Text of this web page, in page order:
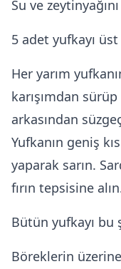
Su ve zeytinyağını
5 adet yufkayı
Her yarım
karışımdan
arkasından
Yufkanın geniş
yaparak sarın.
fırın tepsisine
Bütün yufkayı bu
Böreklerin